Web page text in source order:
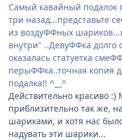
Самый кавайный подалок
три назад...представьте
из воздуФФных
внутри" ..ДевуФФка долго
оказалась статуетка
перыФФка..точная копия
подалка!! ^__^
Действительно красиво
приблизительно так же,
шариками, и хотя нас
надувать эти шарики...